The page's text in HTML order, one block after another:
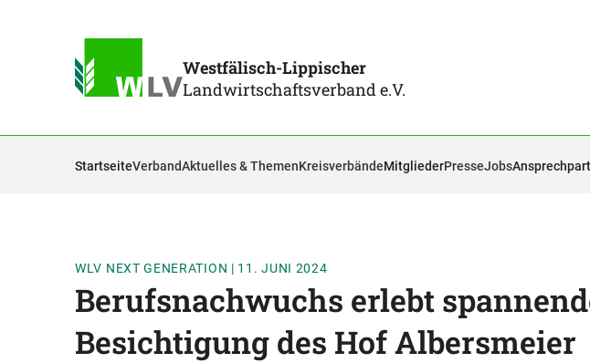
Westfälisch-Lippischer
Landwirtschaftsverband e.V.
StartseiteVerbandAktuelles & ThemenKreisverbändeMitgliederPresseJobs
WLV NEXT GENERATION | 11. JUNI 2024
Berufsnachwuchs erlebt
Besichtigung des Hof Albersmeier